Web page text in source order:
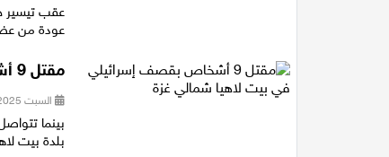
عقب تيسير
عودة من
مقتل 9 أشخاص بقصف إسرائيلي في بيت لاهيا شمالي غزة
السبت 15/03/2025 17:30
بينما
بلدة بيت لاهيا في